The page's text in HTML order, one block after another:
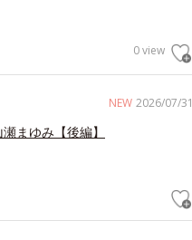
0 view
NEW 2026/07/31
まゆみ【後編】